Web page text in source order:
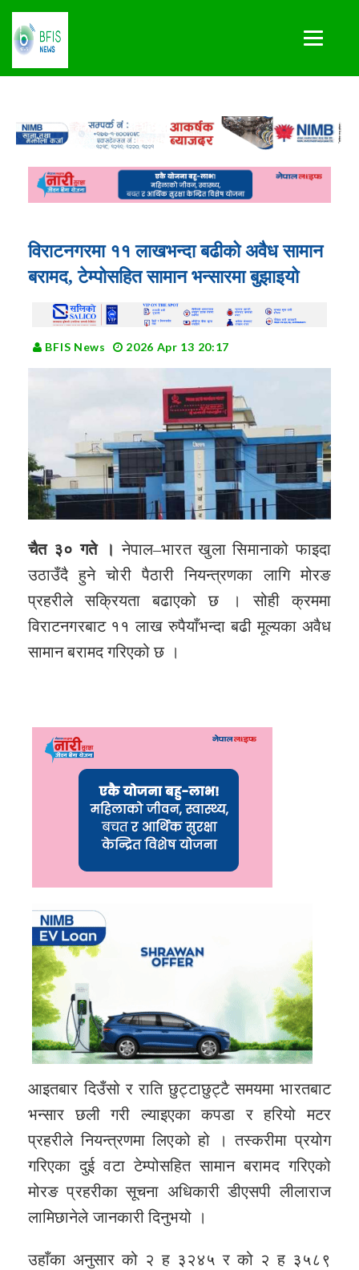
विराटनगरमा ११ लाखभन्दा बढीको अवैध सामान
बरामद, टेम्पोसहित सामान भन्सारमा बुझाइयो
BFIS News 2026 Apr 13 20:17
चैत ३० गते । नेपाल–भारत खुला सिमानाको फाइदा
उठाउँदै हुने चोरी पैठारी नियन्त्रणका लागि मोरङ
प्रहरीले सक्रियता बढाएको छ । सोही क्रममा
विराटनगरबाट ११ लाख रुपैयाँभन्दा बढी मूल्यका अवैध
सामान बरामद गरिएको छ ।
आइतबार दिउँसो र राति छुट्टाछुट्टै समयमा भारतबाट
भन्सार छली गरी ल्याइएका कपडा र हरियो मटर
प्रहरीले नियन्त्रणमा लिएको हो । तस्करीमा प्रयोग
गरिएका दुई वटा टेम्पोसहित सामान बरामद गरिएको
मोरङ प्रहरीका सूचना अधिकारी डीएसपी लीलाराज
लामिछानेले जानकारी दिनुभयो ।
उहाँका अनुसार को २ ह ३२४५ र को २ ह ३५८९